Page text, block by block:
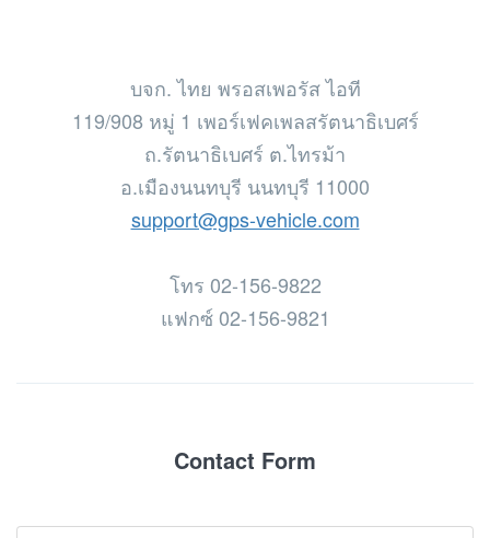
บจก. ไทย พรอสเพอรัส ไอที
119/908 หมู่ 1 เพอร์เฟคเพลสรัตนาธิเบศร์
ถ.รัตนาธิเบศร์ ต.ไทรม้า
อ.เมืองนนทบุรี นนทบุรี 11000
support@gps-vehicle.com
โทร 02-156-9822
แฟกซ์ 02-156-9821
Contact Form